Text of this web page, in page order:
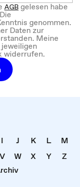
AGBgelesen habe
genommen.
Daten zur
Meine
widerrufen.
I J K L
M
V W X Y
Z